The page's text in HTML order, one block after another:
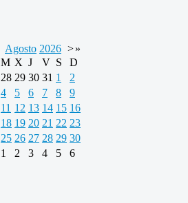
Agosto 2026 >»
M X J V S
D
28 29 30 31 1
2
4 5 6 7 8
9
11 12 13 14 15 16
18 19 20 21 22 23
25 26 27 28 29 30
1 2 3 4 5 6